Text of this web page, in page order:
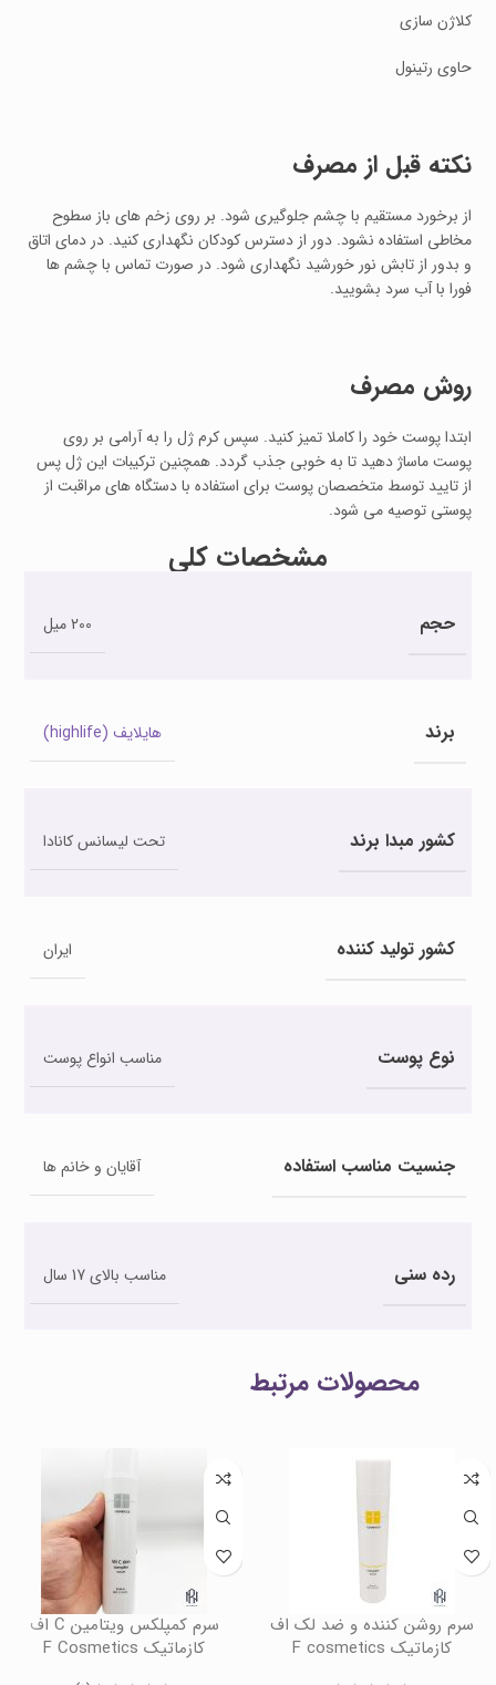
کلاژن سازی
حاوی رتینول
نکته قبل از مصرف
از برخورد مستقیم با چشم جلوگیری شود. بر روی زخم های باز سطوح
مخاطی استفاده نشود. دور از دسترس کودکان نگهداری کنید. در دمای اتاق
و بدور از تابش نور خورشید نگهداری شود. در صورت تماس با چشم ها
فورا با آب سرد بشویید.
روش مصرف
ابتدا پوست خود را کاملا تمیز کنید. سپس کرم ژل را به آرامی بر روی
پوست ماساژ دهید تا به خوبی جذب گردد. همچنین ترکیبات این ژل پس
از تایید توسط متخصصان پوست برای استفاده با دستگاه های مراقبت از
پوستی توصیه می شود.
مشخصات کلی
حجم 200 میل
برند هایلایف (highlife)
کشور مبدا برند تحت لیسانس کانادا
کشور تولید کننده ایران
نوع پوست مناسب انواع پوست
جنسیت مناسب استفاده آقایان و خانم ها
رده سنی مناسب بالای 17 سال
محصولات مرتبط
سرم روشن کننده و ضد لک اف
کازماتیک F cosmetics
سرم کمپلکس ویتامین C اف
کازماتیک F Cosmetics